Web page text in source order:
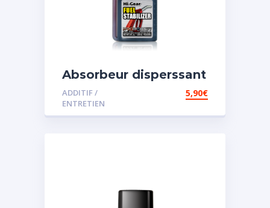
Absorbeur disperssant
d’eau pour carburant
ADDITIF /
ENTRETIEN
5,90€